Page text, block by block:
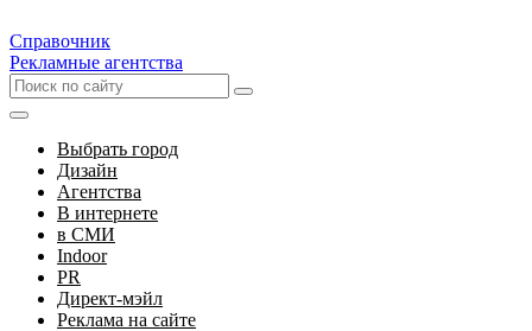
Справочник
Рекламные агентства
Выбрать город
Дизайн
Агентства
В интернете
в СМИ
Indoor
PR
Директ-мэйл
Реклама на сайте